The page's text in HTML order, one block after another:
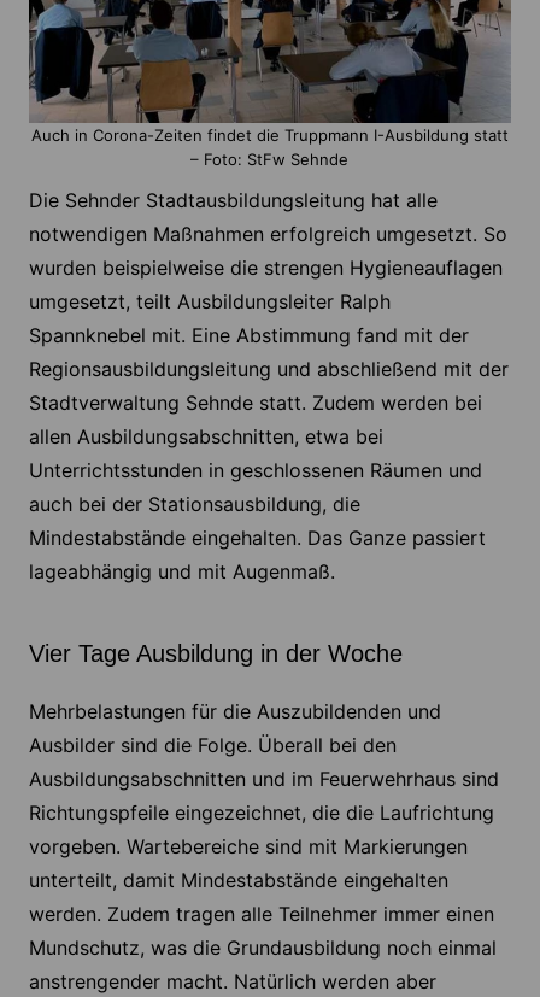
Auch in Corona-Zeiten findet die Truppmann I-Ausbildung statt
– Foto: StFw Sehnde
Die Sehnder Stadtausbildungsleitung hat alle
notwendigen Maßnahmen erfolgreich umgesetzt. So
wurden beispielweise die strengen Hygieneauflagen
umgesetzt, teilt Ausbildungsleiter Ralph
Spannknebel mit. Eine Abstimmung fand mit der
Regionsausbildungsleitung und abschließend mit der
Stadtverwaltung Sehnde statt. Zudem werden bei
allen Ausbildungsabschnitten, etwa bei
Unterrichtsstunden in geschlossenen Räumen und
auch bei der Stationsausbildung, die
Mindestabstände eingehalten. Das Ganze passiert
lageabhängig und mit Augenmaß.
Vier Tage Ausbildung in der Woche
Mehrbelastungen für die Auszubildenden und
Ausbilder sind die Folge. Überall bei den
Ausbildungsabschnitten und im Feuerwehrhaus sind
Richtungspfeile eingezeichnet, die die Laufrichtung
vorgeben. Wartebereiche sind mit Markierungen
unterteilt, damit Mindestabstände eingehalten
werden. Zudem tragen alle Teilnehmer immer einen
Mundschutz, was die Grundausbildung noch einmal
anstrengender macht. Natürlich werden aber